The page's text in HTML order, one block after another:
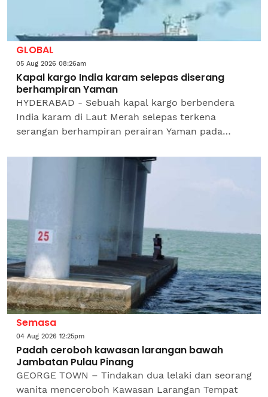
GLOBAL
05 Aug 2026 08:26am
Kapal kargo India karam selepas diserang
berhampiran Yaman
HYDERABAD - Sebuah kapal kargo berbendera
India karam di Laut Merah selepas terkena
serangan berhampiran perairan Yaman pada
India yang berada di atas...
Semasa
04 Aug 2026 12:25pm
Padah ceroboh kawasan larangan bawah
Jambatan Pulau Pinang
GEORGE TOWN – Tindakan dua lelaki dan seorang
wanita menceroboh Kawasan Larangan Tempat